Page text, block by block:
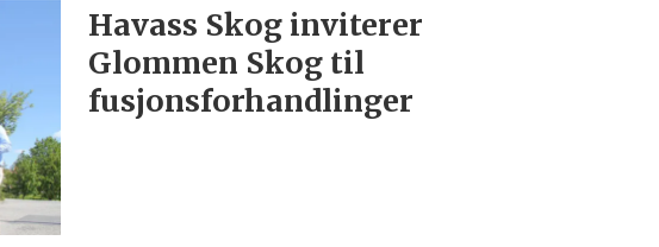
Havass Skog inviterer
Glommen Skog til
fusjonsforhandlinger